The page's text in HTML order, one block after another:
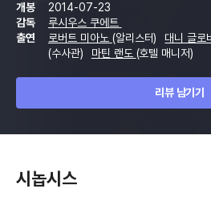
개봉
2014-07-23
감독
루시우스 쿠에트
출연
로버트 미아노 (알리스터)
대니 글로
(수사관)
마틴 랜도 (호텔 매니저)
리뷰 남기기
시놉시스